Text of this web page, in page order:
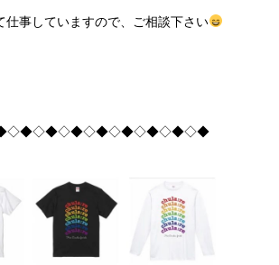
仕事していますので、ご相談下さい